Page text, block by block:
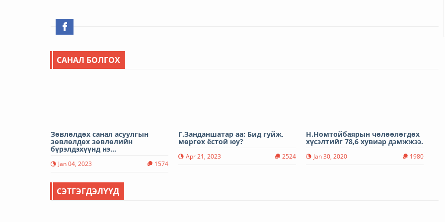
САНАЛ БОЛГОХ
Зөвлөлдөх санал асуулгын
зөвлөлдөх зөвлөлийн
бүрэлдэхүүнд нэ...
Jan 04, 2023 1574
Г.Занданшатар аа: Бид гуйж,
мөргөх ёстой юу?
Apr 21, 2023 2524
Н.Номтойбаярын чөлөөлөгдөх
хүсэлтийг 78,6 хувиар дэмжжээ.
Jan 30, 2020 1980
СЭТГЭГДЭЛҮҮД